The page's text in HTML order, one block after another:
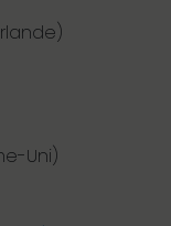
Uni)